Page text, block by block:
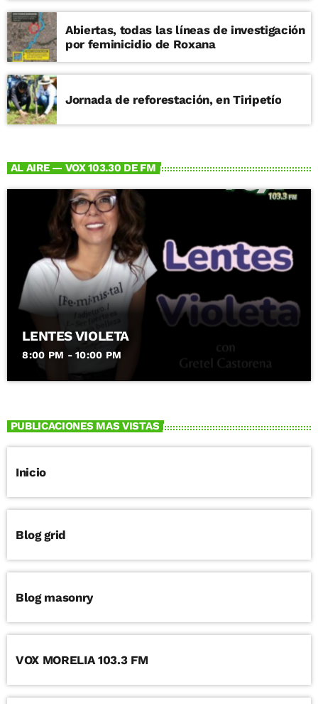
Abiertas, todas las líneas de investigación
por feminicidio de Roxana
Jornada de reforestación, en Tiripetío
AL AIRE — VOX 103.30 DE FM
LENTES VIOLETA
8:00 PM - 10:00 PM
PUBLICACIONES MAS VISTAS
Inicio
Blog grid
Blog masonry
VOX MORELIA 103.3 FM